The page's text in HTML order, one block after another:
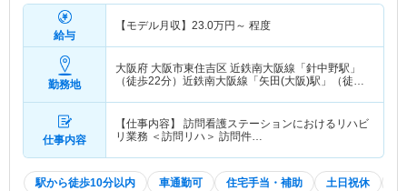
給与
【モデル月収】 23.0万円～ 程度
勤務地
大阪府 大阪市東住吉区 近鉄南大阪線「針中野駅」
（徒歩22分）近鉄南大阪線「矢田(大阪)駅」（徒歩
仕事内容
【仕事内容】 訪問看護ステーションにおけるリハビ
リ業務 ＜訪問リハ＞ 訪問件…
駅から徒歩10分以内 車通勤可 住宅手当・補助 土日祝休